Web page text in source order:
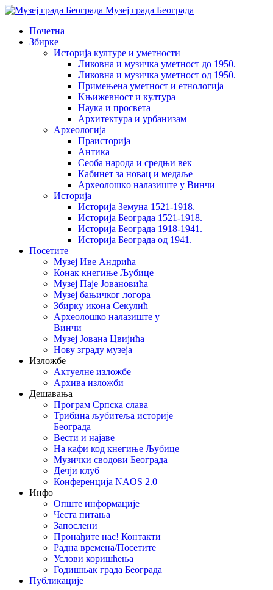
Музеј града Београда
Почетна
Збирке
Историја културе и уметности
Ликовна и музичка уметност до 1950.
Ликовна и музичка уметност од 1950.
Примењена уметност и етнологија
Kњижевност и културa
Наука и просвета
Архитектура и урбанизам
Aрхеологија
Праисторија
Антика
Сеоба народа и средњи век
Кабинет за новац и медаље
Археолошкo налазиште у Винчи
Историја
Историја Земуна 1521-1918.
Историја Београда 1521-1918.
Историја Београда 1918-1941.
Историја Београда од 1941.
Посетите
Музеј Иве Андрића
Конак кнегиње Љубице
Музеј Паје Јовановића
Музеј бањичког логора
Збирку икона Секулић
Археолошко налазиште у
Винчи
Музеј Јована Цвијића
Нову зграду музеја
Изложбе
Актуелне изложбе
Архива изложби
Дешавања
Програм Српска слава
Трибина љубитеља историје
Београда
Beсти и најаве
На кафи код кнегиње Љубице
Музички сводови Београда
Дечји клуб
Конференција NAOS 2.0
Инфо
Опште информације
Честа питања
Запослени
Пронађите нас! Контакти
Радна времена/Посетите
Услови коришћења
Годишњак града Београда
Публикације